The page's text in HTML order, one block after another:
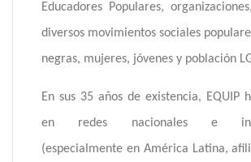
Educadores Populares,
diversos movimientos sociales
negras, mujeres, jóvenes y población
En sus 35 años de existencia, EQUIP
en redes nacionales e
(especialmente en América Latina,